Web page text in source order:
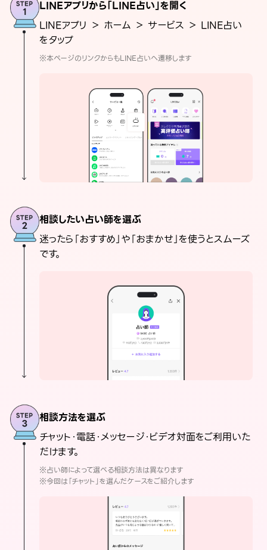
LINEアプリから「LINE占い」を開く
LINEアプリ ＞ ホーム ＞ サービス ＞ LINE占い
をタップ
※本ページのリンクからもLINE占いへ遷移します
相談したい占い師を選ぶ
迷ったら「おすすめ」や「おまかせ」を使うとスムーズ
です。
相談方法を選ぶ
チャット・電話・メッセージ・ビデオ対面をご利用いた
だけます。
※占い師によって選べる相談方法は異なります
※今回は「チャット」を選んだケースをご紹介します